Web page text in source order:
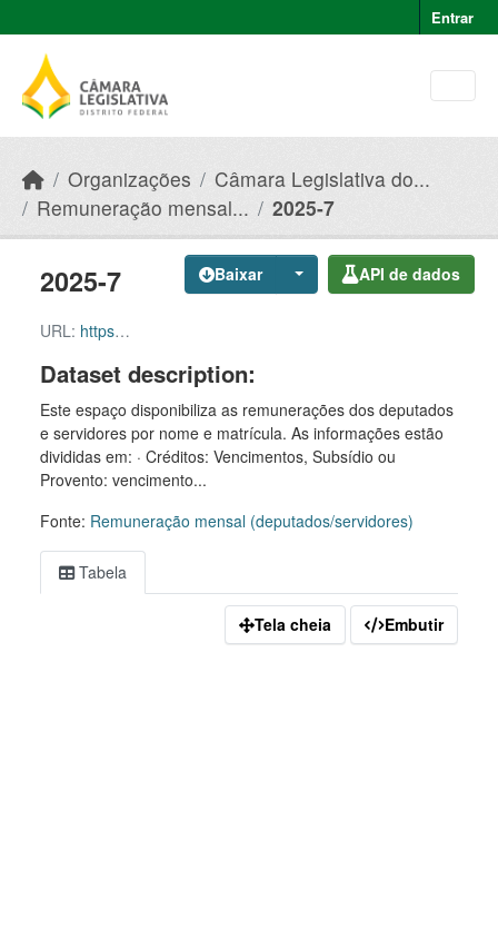
Entrar
Organizações
Câmara Legislativa do...
Remuneração mensal...
2025-7
Baixar API de dados
2025-7
URL: https://dados.cl.df.gov.br/dataset/f046427e-51b2-49e8-afe5-945e82b55ce9/resource/e1b173f0-d3b8-4d2d-868e-ae4f7de2bf4e/download/2025-7.csv
Dataset description:
Este espaço disponibiliza as remunerações dos deputados
e servidores por nome e matrícula. As informações estão
divididas em: · Créditos: Vencimentos, Subsídio ou
Provento: vencimento...
Fonte: Remuneração mensal (deputados/servidores)
Tabela
Tela cheia Embutir